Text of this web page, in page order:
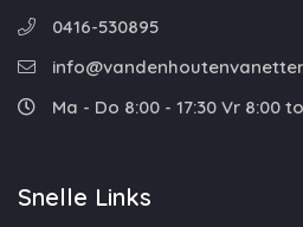
0416-530895
Ma - Do 8:00 - 17:30 Vr 8:00
Snelle Links